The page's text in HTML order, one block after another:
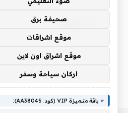
أنيابه
صحيفة برق
موقع اشراقات
موقع اشراق اون لاين
اركان سياحة وسفر
⭐ باقة متميزة VIP (كود: AA38045):